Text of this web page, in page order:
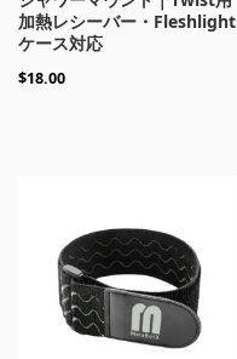
加熱レシーバー・Fleshlight
ケース対応
$18.00